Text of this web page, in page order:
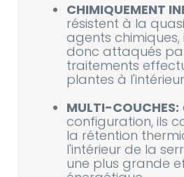
CHIMIQUEMENT
résistent à la
agents chimiques,
donc attaqués
traitements
plantes à
MULTI-COUCHES:
configuration, ils
la rétention
l'intérieur de la
une plus grande